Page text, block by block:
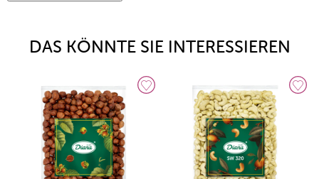
DAS KÖNNTE SIE INTERESSIEREN